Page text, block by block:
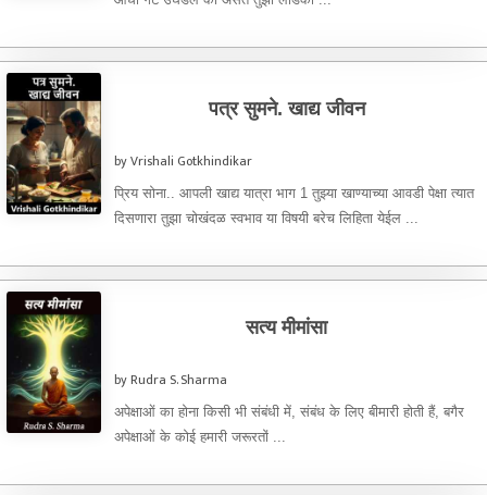
पत्र सुमने. खाद्य जीवन
by Vrishali Gotkhindikar
प्रिय सोना.. आपली खाद्य यात्रा भाग 1 तुझ्या खाण्याच्या आवडी पेक्षा त्यात
दिसणारा तुझा चोखंदळ स्वभाव या विषयी बरेच लिहिता येईल ...
सत्य मीमांसा
by Rudra S. Sharma
अपेक्षाओं का होना किसी भी संबंधी में, संबंध के लिए बीमारी होती हैं, बगैर
अपेक्षाओं के कोई हमारी जरूरतों ...